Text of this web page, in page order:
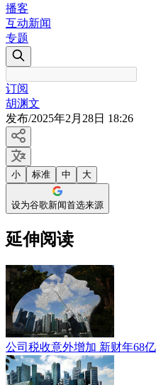
播客
互动新闻
专题
订阅
胡渊文
发布/2025年2月28日 18:26
小 标准 中 大
设为谷歌新闻首选来源
延伸阅读
公司税收意外增加 新财年68